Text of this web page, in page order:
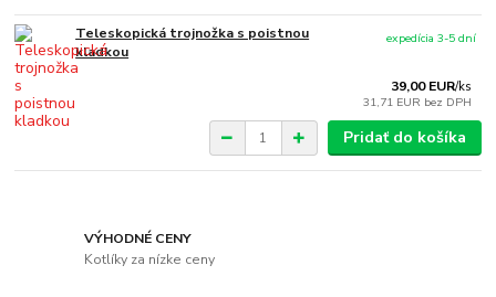
Teleskopická trojnožka s poistnou
kladkou
39,00 EUR/ks
31,71 EUR bez DPH
expedícia 3-5 dní
Pridať do košíka
VÝHODNÉ CENY
Kotlíky za nízke ceny